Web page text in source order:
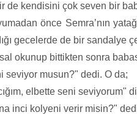
de kendisini çok seven bir
önce Semra’nın
gecelerde de bir sandalye
okunup bittikten sonra
seviyor musun?" dedi. O da;
elbette seni seviyorum"
inci kolyeni verir misin?"